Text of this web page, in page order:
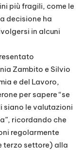
più fragili, come le
decisione ha
in alcuni
Zambito e Silvio
e del Lavoro,
per sapere “se
siano le valutazioni
ricordando che
regolarmente
terzo settore) alla